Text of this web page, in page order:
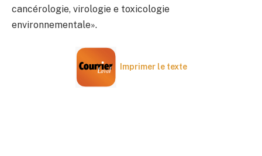
cancérologie, virologie e toxicologie
environnementale».
Imprimer le texte